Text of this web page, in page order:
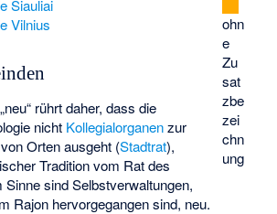
ohn
e
Zu
sat
zbe
zei
chn
ung
Šiauliai
Vilnius
rührt daher, dass die
nicht Kollegialorganenzur
Orten ausgeht (Stadtrat),
Tradition vom Rat des
Sinne sind Selbstverwaltungen,
Rajon hervorgegangen sind, neu.